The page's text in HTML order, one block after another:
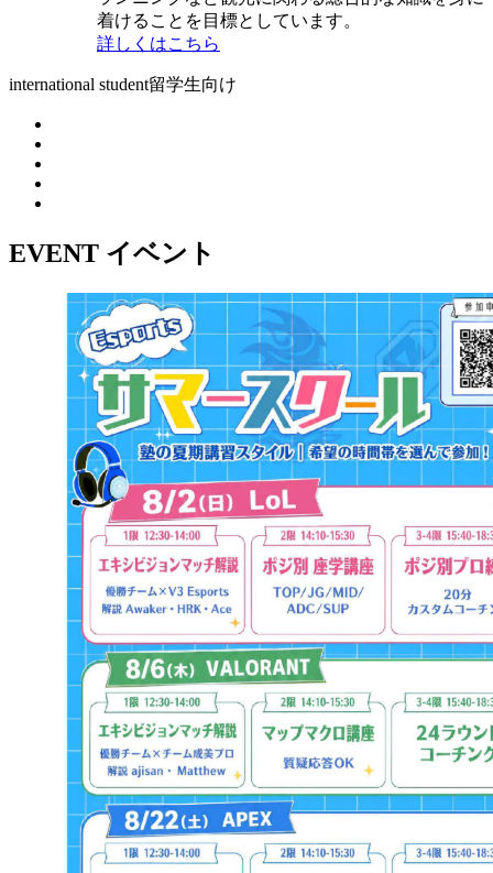
着けることを目標としています。
詳しくはこちら
international student留学生向け
EVENT イベント